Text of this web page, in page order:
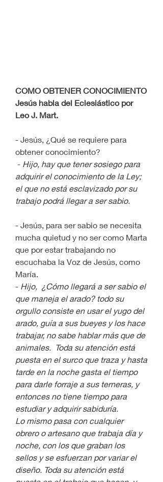
COMO OBTENER CONOCIMIENTO
Jesús habla del Eclesiástico por
Leo J. Mart.
- Jesús, ¿Qué se requiere para
obtener conocimiento?
- Hijo, hay que tener sosiego para
adquirir el conocimiento de la Ley;
el que no está esclavizado por su
trabajo podrá llegar a ser sabio.
- Jesús, para ser sabio se necesita
mucha quietud y no ser como Marta
que por estar trabajando no
escuchaba la Voz de Jesús, como
María.
- Hijo,  ¿Cómo llegará a ser sabio el
que maneja el arado? todo su
orgullo consiste en usar el yugo del
arado, guía a sus bueyes y los hace
trabajar, no sabe hablar más que de
animales.  Toda su atención está
puesta en el surco que traza y hasta
tarde en la noche gasta el tiempo
para darle forraje a sus terneras, y
entonces no tiene tiempo para
estudiar y adquirir sabiduría.
Lo mismo pasa con cualquier
obrero o artesano que trabaja día y
noche, con los que graban los
sellos y se esfuerzan por variar el
diseño. Toda su atención está